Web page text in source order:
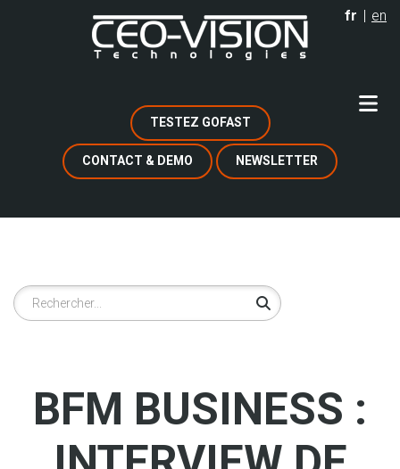
fr en
TESTEZ GOFAST
CONTACT & DEMO NEWSLETTER
Rechercher
BFM BUSINESS :